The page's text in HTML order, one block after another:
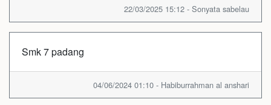
22/03/2025 15:12 - Sonyata sabelau
Smk 7 padang
04/06/2024 01:10 - Habiburrahman al anshari